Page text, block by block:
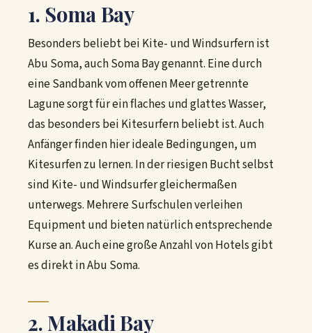
1. Soma Bay
Besonders beliebt bei Kite- und Windsurfern ist
Abu Soma, auch Soma Bay genannt. Eine durch
eine Sandbank vom offenen Meer getrennte
Lagune sorgt für ein flaches und glattes Wasser,
das besonders bei Kitesurfern beliebt ist. Auch
Anfänger finden hier ideale Bedingungen, um
Kitesurfen zu lernen. In der riesigen Bucht selbst
sind Kite- und Windsurfer gleichermaßen
unterwegs. Mehrere Surfschulen verleihen
Equipment und bieten natürlich entsprechende
Kurse an. Auch eine große Anzahl von Hotels gibt
es direkt in Abu Soma.
2. Makadi Bay